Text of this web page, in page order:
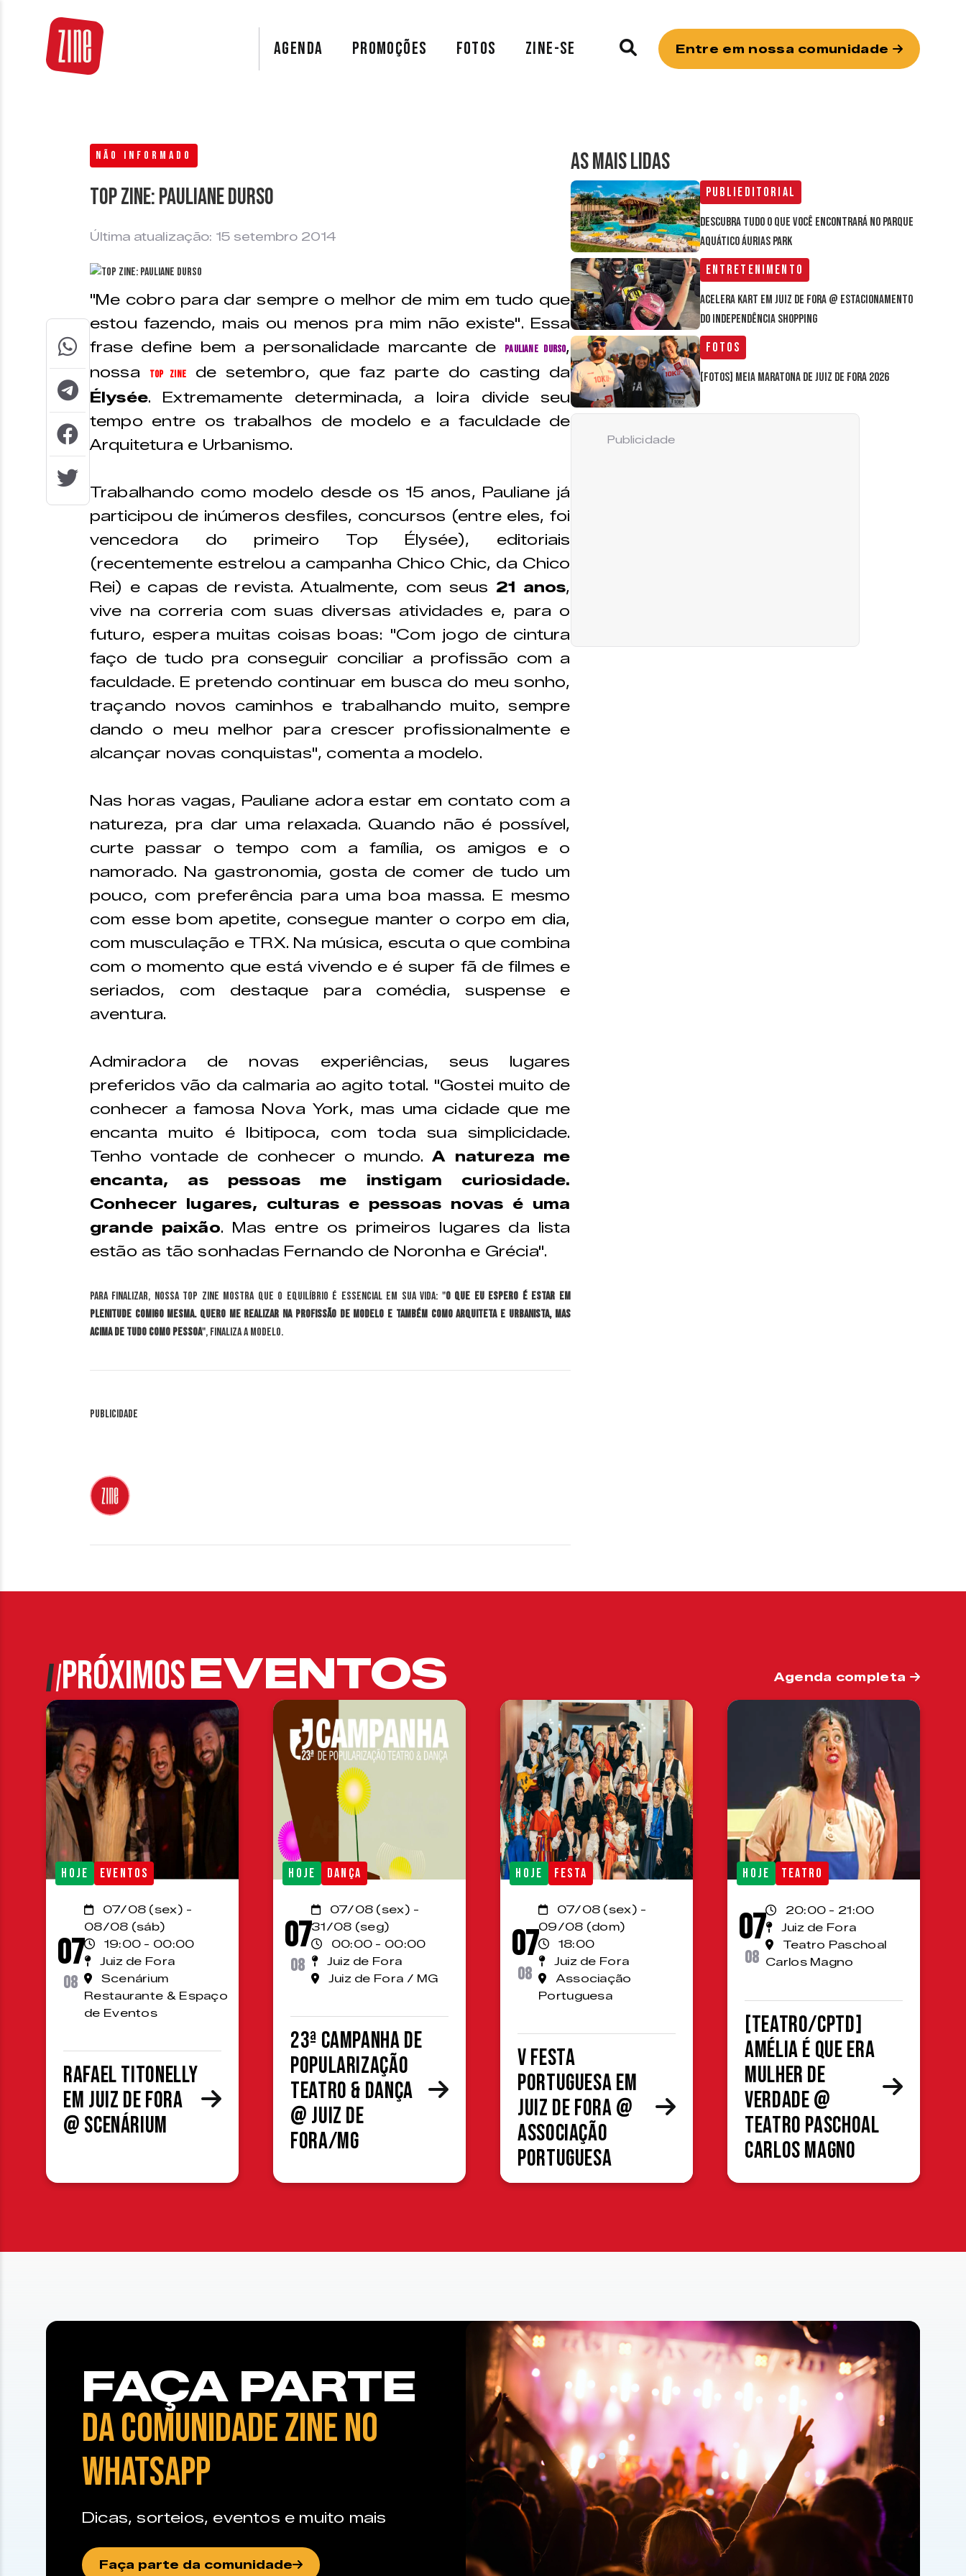
AGENDA PROMOÇÕES FOTOS ZINE-SE Entre em nossa comunidade
NÃO INFORMADO
Top Zine: Pauliane Durso
Última atualização: 15 setembro 2014
"Me cobro para dar sempre o melhor de mim em tudo que
estou fazendo, mais ou menos pra mim não existe". Essa
frase define bem a personalidade marcante de
Pauliane Durso,
nossa
Top Zinede setembro, que faz parte do casting da
Élysée. Extremamente determinada, a loira divide seu
tempo entre os trabalhos de modelo e a faculdade de
Arquitetura e Urbanismo.
Trabalhando como modelo desde os 15 anos, Pauliane já
participou de inúmeros desfiles, concursos (entre eles, foi
vencedora do primeiro Top Élysée), editoriais
(recentemente estrelou a campanha Chico Chic, da Chico
Rei) e capas de revista. Atualmente, com seus 21 anos,
vive na correria com suas diversas atividades e, para o
futuro, espera muitas coisas boas: "Com jogo de cintura
faço de tudo pra conseguir conciliar a profissão com a
faculdade. E pretendo continuar em busca do meu sonho,
traçando novos caminhos e trabalhando muito, sempre
dando o meu melhor para crescer profissionalmente e
alcançar novas conquistas", comenta a modelo.
Nas horas vagas, Pauliane adora estar em contato com a
natureza, pra dar uma relaxada. Quando não é possível,
curte passar o tempo com a família, os amigos e o
namorado. Na gastronomia, gosta de comer de tudo um
pouco, com preferência para uma boa massa. E mesmo
com esse bom apetite, consegue manter o corpo em dia,
com musculação e TRX. Na música, escuta o que combina
com o momento que está vivendo e é super fã de filmes e
seriados, com destaque para comédia, suspense e
aventura.
Admiradora de novas experiências, seus lugares
preferidos vão da calmaria ao agito total. "Gostei muito de
conhecer a famosa Nova York, mas uma cidade que me
encanta muito é Ibitipoca, com toda sua simplicidade.
Tenho vontade de conhecer o mundo. A natureza me
encanta, as pessoas me instigam curiosidade.
Conhecer lugares, culturas e pessoas novas é uma
grande paixão. Mas entre os primeiros lugares da lista
estão as tão sonhadas Fernando de Noronha e Grécia".
Para finalizar, nossa Top Zine mostra que o equilíbrio é essencial em sua vida: "O que eu espero é estar em
plenitude comigo mesma. Quero me realizar na profissão de modelo e também como Arquiteta e Urbanista, mas
acima de tudo como pessoa", finaliza a modelo.
Publicidade
AS MAIS LIDAS
Publieditorial
Descubra tudo o que você encontrará no parque
aquático Áurias Park
Entretenimento
Acelera Kart em Juiz de Fora @ estacionamento
do Independência Shopping
Fotos
[FOTOS] Meia Maratona de Juiz de Fora 2026
Publicidade
PRÓXIMOSEVENTOS Agenda completa
HOJE EVENTOS
07
08
07/08 (sex) -
08/08 (sáb)
19:00 - 00:00
Juiz de Fora
Scenárium
Restaurante & Espaço
de Eventos
Rafael Titonelly
em Juiz de Fora
@ Scenárium
HOJE DANÇA
07
08
07/08 (sex) -
31/08 (seg)
00:00 - 00:00
Juiz de Fora
Juiz de Fora / MG
23ª Campanha de
Popularização
Teatro & Dança
@ Juiz de
Fora/MG
HOJE FESTA
07
08
07/08 (sex) -
09/08 (dom)
18:00
Juiz de Fora
Associação
Portuguesa
V Festa
Portuguesa em
Juiz de Fora @
Associação
Portuguesa
HOJE TEATRO
07
08
20:00 - 21:00
Juiz de Fora
Teatro Paschoal
Carlos Magno
[TEATRO/CPTD]
Amélia é que era
mulher de
verdade @
Teatro Paschoal
Carlos Magno
FAÇA PARTE
DA COMUNIDADE ZINE NO
WHATSAPP
Dicas, sorteios, eventos e muito mais
Faça parte da comunidade